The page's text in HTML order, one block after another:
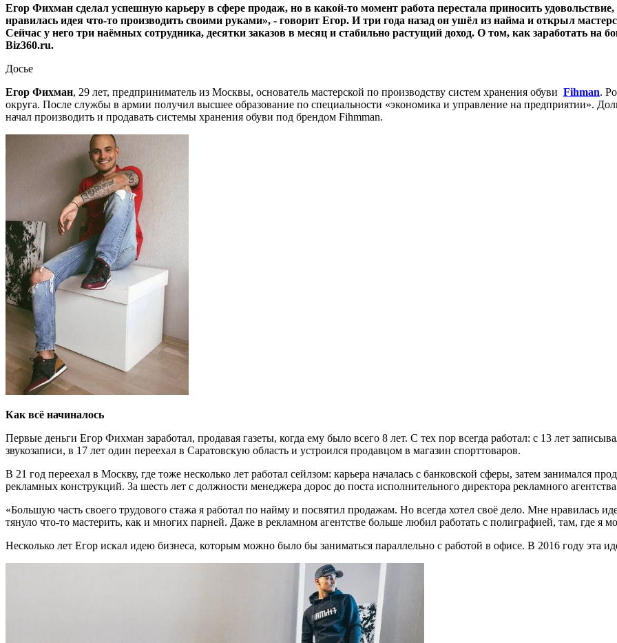
Егор Фихман сделал успешную карьеру в сфере продаж, но в какой-то момент работа перестала приносить
нравилась идея что-то производить своими руками», - говорит Егор. И три года назад он ушёл из найма и открыл
Сейчас у него три наёмных сотрудника, десятки заказов в месяц и стабильно растущий доход. О том, как заработать на
Biz360.ru.
Досье
Егор Фихман, 29 лет, предприниматель из Москвы, основатель мастерской по производству систем хранения обуви Fihman.
округа. После службы в армии получил высшее образование по специальности «экономика и управление на предприятии».
начал производить и продавать системы хранения обуви под брендом Fihmman.
Как всё начиналось
Первые деньги Егор Фихман заработал, продавая газеты, когда ему было всего 8 лет. С тех пор всегда работал: с 13 лет
звукозаписи, в 17 лет один переехал в Саратовскую область и устроился продавцом в магазин спорттоваров.
В 21 год переехал в Москву, где тоже несколько лет работал сейлзом: карьера началась с банковской сферы, затем занимался
рекламных конструкций. За шесть лет с должности менеджера дорос до поста исполнительного директора рекламного
«Большую часть своего трудового стажа я работал по найму и посвятил продажам. Но всегда хотел своё дело. Мне нравилась
тянуло что-то мастерить, как и многих парней. Даже в рекламном агентстве больше любил работать с полиграфией, там, где я
Несколько лет Егор искал идею бизнеса, которым можно было бы заниматься параллельно с работой в офисе. В 2016 году эта